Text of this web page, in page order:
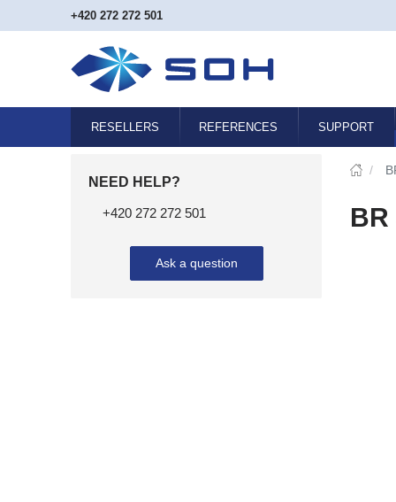
+420 272 272 501
RESELLERS REFERENCES SUPPORT
/
NEED HELP?
+420 272 272 501
Ask a question